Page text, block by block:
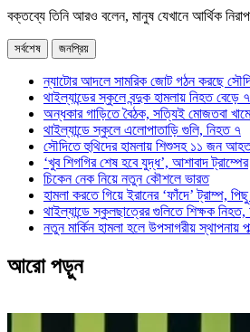
বক্তব্যে তিনি আরও বলেন, মানুষ যেখানে আর্থিক
সর্বশেষ জনপ্রিয়
ন্যাটোর আদলে সামরিক জোট গঠন করছে
থাইল্যান্ডের স্কুলে বন্দুক হামলায় নিহত বেড়ে ৭
অন্ধকার গাড়িতে বৈঠক, সত্যিই মোজতবা
থাইল্যান্ডে স্কুলে এলোপাতাড়ি গুলি, নিহত ৭
সৌদিতে হুথিদের হামলায় শিশুসহ ১১ জন
‘খুব শিগগির শেষ হবে যুদ্ধ’, আশাবাদ ট্রাম্পের
চিকেন নেক নিয়ে নতুন কৌশলে ভারত
হামলা করতে গিয়ে ইরানের ‘ফাঁদে’ ট্রাম্প,
থাইল্যান্ডে স্কুলছাত্রের গুলিতে শিক্ষক
নতুন মার্কিন হামলা হলে উপসাগরীয় স্থাপনায়
আরো পড়ুন